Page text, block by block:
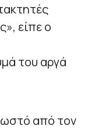
είπε ο
του αργά
από τον